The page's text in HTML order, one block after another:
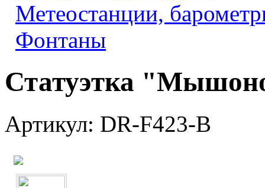
Метеостанции,
Фонтаны
Статуэтка
Артикул: DR-F423-B